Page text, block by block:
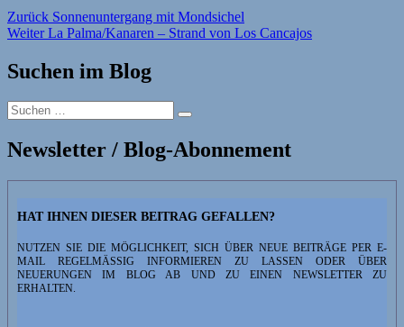
Beitragsnavigation
Zurück Vorheriger
Beitrag:
Sonnenuntergang mit Mondsichel
Weiter Nächster
La Palma/Kanaren – Strand von Los Cancajos
Suchen im Blog
Suchen
nach:
Suchen
Newsletter / Blog-Abonnement
HAT IHNEN DIESER BEITRAG GEFALLEN?
NUTZEN SIE DIE MÖGLICHKEIT, SICH ÜBER NEUE BEITRÄGE PER E-
MAIL REGELMÄSSIG INFORMIEREN ZU LASSEN ODER ÜBER N
EUERUNGEN IM BLOG AB UND ZU EINEN NEWSLETTER ZU E
RHALTEN.